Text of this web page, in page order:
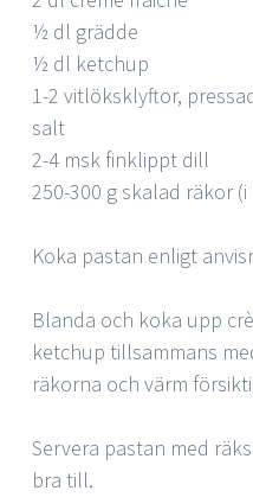
½ dl grädde
½ dl ketchup
1-2 vitlöksklyftor,
salt
2-4 msk finklippt dill
250-300 g skalad räkor
Koka pastan enligt
Blanda och koka upp
ketchup tillsammans
räkorna och värm
Servera pastan med
bra till.